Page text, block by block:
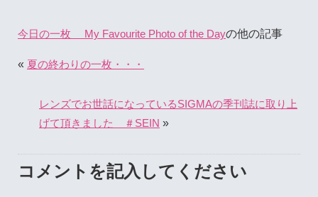
今日の一枚 My Favourite Photo of the Dayの他の記事
« 夏の終わりの一枚・・・
レンズでお世話になっているSIGMAの季刊誌に取り上
げて頂きました ＃SEIN »
コメントを記入してください